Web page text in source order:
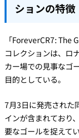
ションの特徴
「ForeverCR7: The
コレクションは、ロ
カー場での見事なゴ
目的としている。
7月3日に発売された
インが含まれており
要なゴールを捉えて